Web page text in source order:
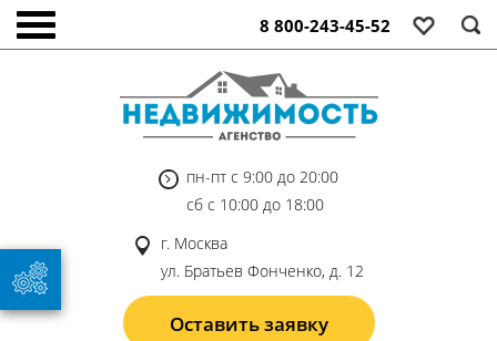
8 800-243-45-52
пн-пт с 9:00 до 20:00
сб с 10:00 до 18:00
г. Москва
ул. Братьев Фонченко, д. 12
Оставить заявку